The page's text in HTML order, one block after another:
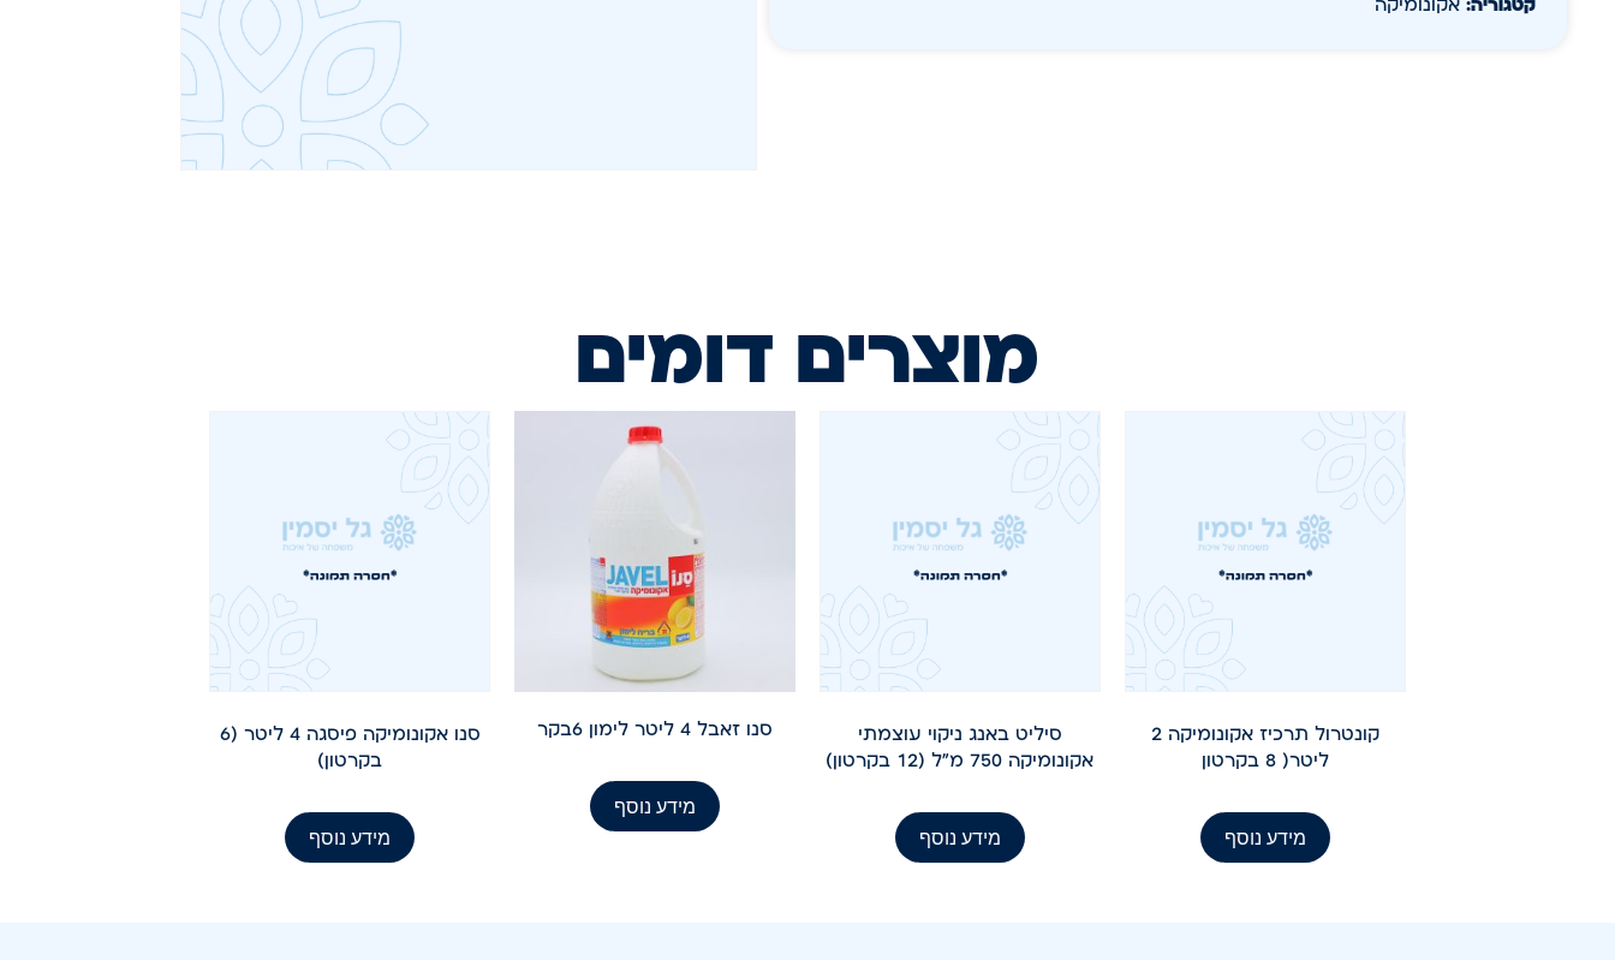
קטגוריה: אקונומיקה
מוצרים דומים
קונטרול תרכיז אקונומיקה 2
ליטר( 8 בקרטון
מידע נוסף
סיליט באנג ניקוי עוצמתי
אקונומיקה 750 מ"ל (12 בקרטון)
מידע נוסף
סנו זאבל 4 ליטר לימון 6בקר
מידע נוסף
סנו אקונומיקה פיסגה 4 ליטר (6
בקרטון)
מידע נוסף